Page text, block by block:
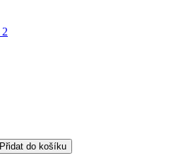
Přidat do košíku